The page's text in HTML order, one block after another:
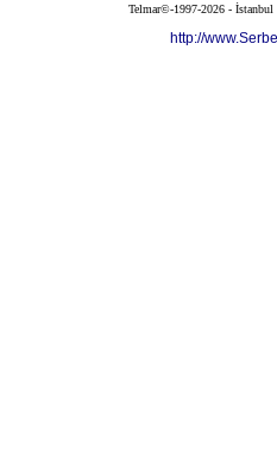
Telmar©-1997-2026 -
http://